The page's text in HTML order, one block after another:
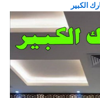
الكبير